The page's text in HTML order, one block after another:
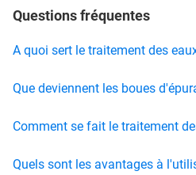
Questions fréquentes
A quoi sert le traitement des
Que deviennent les boues
Comment se fait le traitement
Quels sont les avantages à